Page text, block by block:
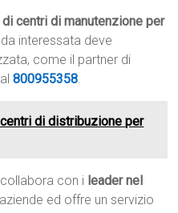
centri di manutenzione per
interessata deve
come il partner di
al800955358.
di distribuzione per
con i leader nel
ed offre un servizio